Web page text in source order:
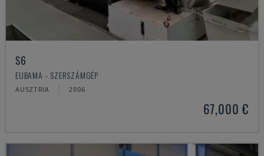
S6
EUBAMA - SZERSZÁMGÉP
AUSZTRIA 2006
67,000 €